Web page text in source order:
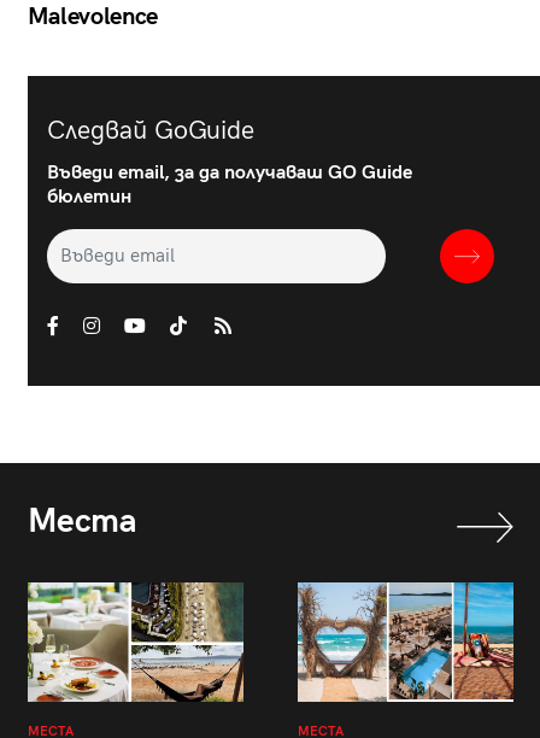
Malevolence
Следвай GoGuide
Въведи email, за да получаваш GO Guide
бюлетин
Места
МЕСТА МЕСТА